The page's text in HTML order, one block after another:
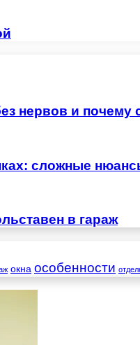
нервов и
сложные
в гараж
окна особенности